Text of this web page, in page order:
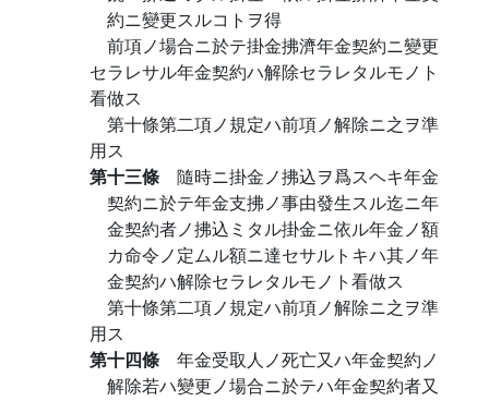
約ニ變更スルコトヲ得
前項ノ場合ニ於テ掛金拂濟年金契約ニ變更
セラレサル年金契約ハ解除セラレタルモノト
看做ス
第十條第二項ノ規定ハ前項ノ解除ニ之ヲ準
用ス
第十三條 隨時ニ掛金ノ拂込ヲ爲スヘキ年金
契約ニ於テ年金支拂ノ事由發生スル迄ニ年
金契約者ノ拂込ミタル掛金ニ依ル年金ノ額
カ命令ノ定ムル額ニ達セサルトキハ其ノ年
金契約ハ解除セラレタルモノト看做ス
第十條第二項ノ規定ハ前項ノ解除ニ之ヲ準
用ス
第十四條 年金受取人ノ死亡又ハ年金契約ノ
解除若ハ變更ノ場合ニ於テハ年金契約者又